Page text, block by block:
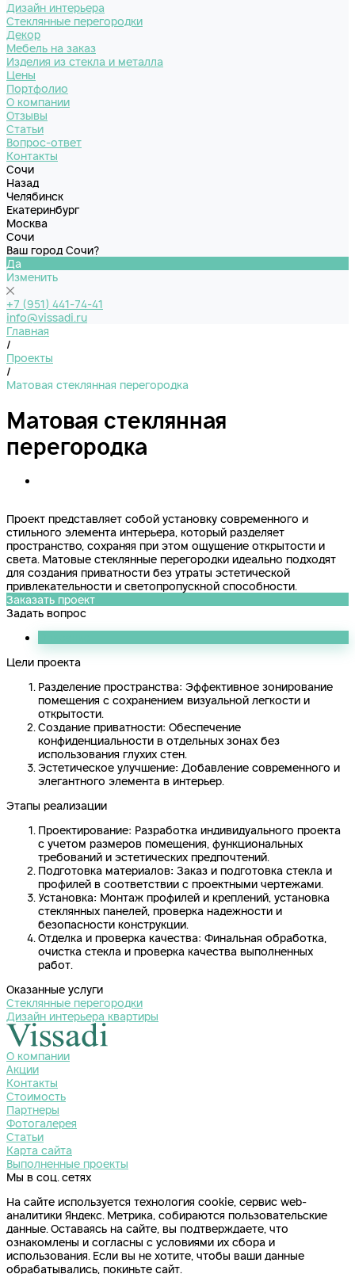
Дизайн интерьера
Стеклянные перегородки
Декор
Мебель на заказ
Изделия из стекла и металла
Цены
Портфолио
О компании
Отзывы
Статьи
Вопрос-ответ
Контакты
Сочи
Назад
Челябинск
Екатеринбург
Москва
Сочи
Ваш город Сочи?
Да
Изменить
+7 (951) 441-74-41
info@vissadi.ru
Главная
/
Проекты
/
Матовая стеклянная перегородка
Матовая стеклянная
перегородка
Проект представляет собой установку современного и
стильного элемента интерьера, который разделяет
пространство, сохраняя при этом ощущение открытости и
света. Матовые стеклянные перегородки идеально подходят
для создания приватности без утраты эстетической
привлекательности и светопропускной способности.
Заказать проект
Задать вопрос
Цели проекта
Разделение пространства: Эффективное зонирование
помещения с сохранением визуальной легкости и
открытости.
Создание приватности: Обеспечение
конфиденциальности в отдельных зонах без
использования глухих стен.
Эстетическое улучшение: Добавление современного и
элегантного элемента в интерьер.
Этапы реализации
Проектирование: Разработка индивидуального проекта
с учетом размеров помещения, функциональных
требований и эстетических предпочтений.
Подготовка материалов: Заказ и подготовка стекла и
профилей в соответствии с проектными чертежами.
Установка: Монтаж профилей и креплений, установка
стеклянных панелей, проверка надежности и
безопасности конструкции.
Отделка и проверка качества: Финальная обработка,
очистка стекла и проверка качества выполненных
работ.
Оказанные услуги
Стеклянные перегородки
Дизайн интерьера квартиры
О компании
Акции
Контакты
Стоимость
Партнеры
Фотогалерея
Статьи
Карта сайта
Выполненные проекты
Мы в соц. сетях
На сайте используется технология cookie, сервис web-
аналитики Яндекс. Метрика, собираются пользовательские
данные. Оставаясь на сайте, вы подтверждаете, что
ознакомлены и согласны с условиями их сбора и
использования. Если вы не хотите, чтобы ваши данные
обрабатывались, покиньте сайт.